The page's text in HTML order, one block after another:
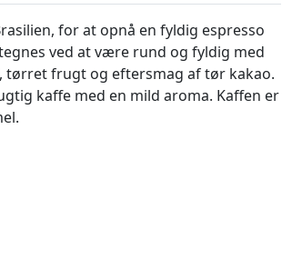
for at opnå en fyldig espresso
ved at være rund og fyldig med
tørret frugt og eftersmag af tør kakao.
kaffe med en mild aroma. Kaffen er